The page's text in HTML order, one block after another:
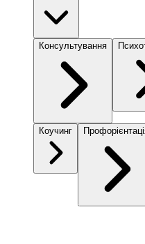
Консультування
Коучинг